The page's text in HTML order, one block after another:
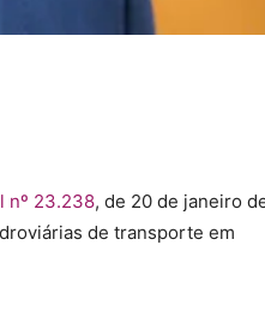
nº 23.238, de 20 de janeiro
de transporte em